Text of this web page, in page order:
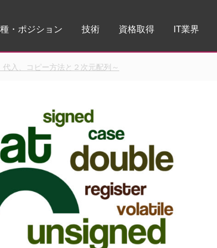
・ポジション 技術 資格取得 IT業界
入、コピー方法と２次元配列～